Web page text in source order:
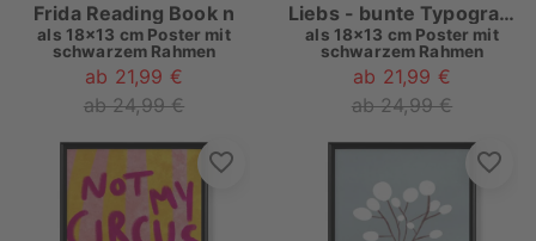
Frida Reading Book n
als 18x13 cm Poster mit
schwarzem Rahmen
ab 21,99 €
ab 24,99 €
Liebs - bunte Typografie
als 18x13 cm Poster mit
schwarzem Rahmen
ab 21,99 €
ab 24,99 €